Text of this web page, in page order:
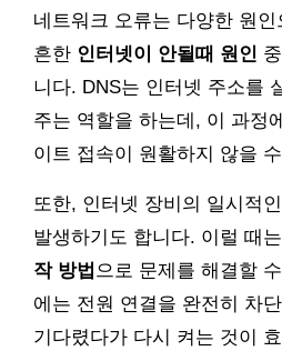
네트워크 오류는 다양한 원
흔한 인터넷이 안될때 원인
니다. DNS는 인터넷 주소를
주는 역할을 하는데, 이 과정
이트 접속이 원활하지 않을
또한, 인터넷 장비의 일시적
발생하기도 합니다. 이럴 때
작 방법 으로 문제를 해결할
에는 전원 연결을 완전히 차
기다렸다가 다시 켜는 것이